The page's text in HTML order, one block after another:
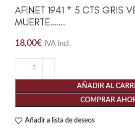
AFINET 1941 * 5 CTS GRIS
MUERTE…….
18,00€ IVA incl.
AÑADIR AL
COMPRAR
Añadir a lista de deseos